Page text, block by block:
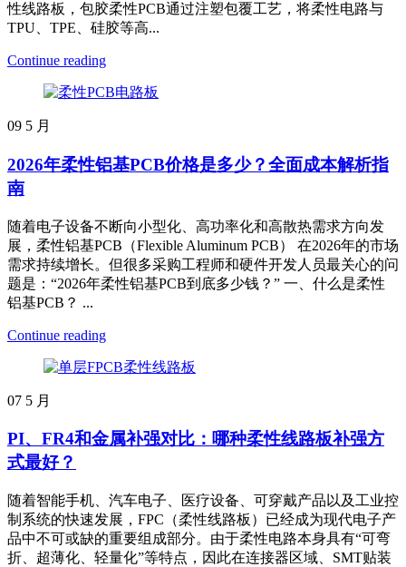
性线路板，包胶柔性PCB通过注塑包覆工艺，将柔性电路与
TPU、TPE、硅胶等高...
Continue reading
09 5 月
2026年柔性铝基PCB价格是多少？全面成本解析指
南
随着电子设备不断向小型化、高功率化和高散热需求方向发
展，柔性铝基PCB（Flexible Aluminum PCB） 在2026年的市场
需求持续增长。但很多采购工程师和硬件开发人员最关心的问
题是：“2026年柔性铝基PCB到底多少钱？” 一、什么是柔性
铝基PCB？ ...
Continue reading
07 5 月
PI、FR4和金属补强对比：哪种柔性线路板补强方
式最好？
随着智能手机、汽车电子、医疗设备、可穿戴产品以及工业控
制系统的快速发展，FPC（柔性线路板）已经成为现代电子产
品中不可或缺的重要组成部分。由于柔性电路本身具有“可弯
折、超薄化、轻量化”等特点，因此在连接器区域、SMT贴装